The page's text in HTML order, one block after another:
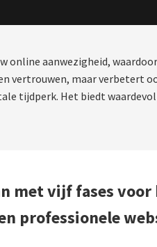
online aanwezigheid,
vertrouwen, maar verbetert
tijdperk. Het biedt
met vijf fases voor
professionele